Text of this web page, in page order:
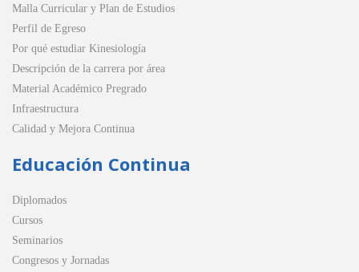
Malla Curricular y Plan de Estudios
Perfil de Egreso
Por qué estudiar Kinesiología
Descripción de la carrera por área
Material Académico Pregrado
Infraestructura
Calidad y Mejora Continua
Educación Continua
Diplomados
Cursos
Seminarios
Congresos y Jornadas